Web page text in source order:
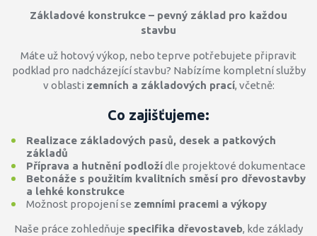
Základové konstrukce – pevný základ pro každou
stavbu
Máte už hotový výkop, nebo teprve potřebujete připravit
podklad pro nadcházející stavbu? Nabízíme kompletní služby
v oblasti zemních a základových prací, včetně:
Co zajišťujeme:
Realizace základových pasů, desek a patkových
základů
Příprava a hutnění podložídle projektové dokumentace
Betonáže s použitím kvalitních směsí pro dřevostavby
a lehké konstrukce
Možnost propojení se zemními pracemi a výkopy
Naše práce zohledňuje specifika dřevostaveb, kde základy